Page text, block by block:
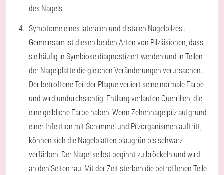
des Nagels.
Symptome eines lateralen und distalen Nagelpilzes..
Gemeinsam ist diesen beiden Arten von Pilzläsionen, dass
sie häufig in Symbiose diagnostiziert werden und in Teilen
der Nagelplatte die gleichen Veränderungen verursachen.
Der betroffene Teil der Plaque verliert seine normale Farbe
und wird undurchsichtig. Entlang verlaufen Querrillen, die
eine gelbliche Farbe haben. Wenn Zehennagelpilz aufgrund
einer Infektion mit Schimmel und Pilzorganismen auftritt,
können sich die Nagelplatten blaugrün bis schwarz
verfärben. Der Nagel selbst beginnt zu bröckeln und wird
an den Seiten rau. Mit der Zeit sterben die betroffenen Teile